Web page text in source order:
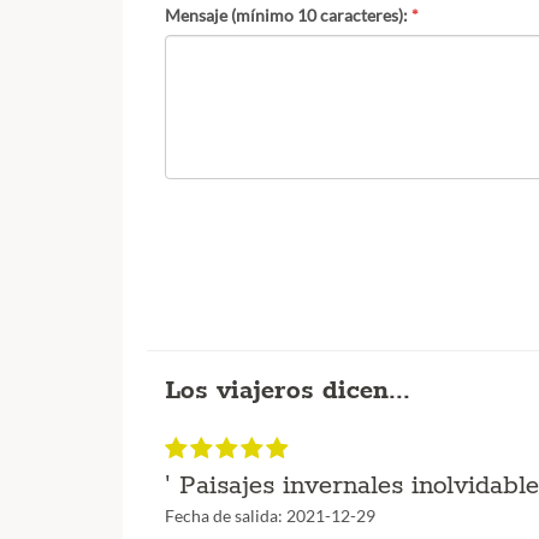
Mensaje (mínimo 10 caracteres):*
Los viajeros dicen...
' Paisajes invernales
Fecha de salida: 2021-12-29